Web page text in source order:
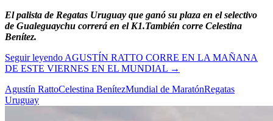
El palista de Regatas Uruguay que ganó su plaza en el selectivo
de Gualeguaychu correrá en el K1.También corre Celestina
Benítez.
Seguir leyendo AGUSTÍN RATTO CORRE EN LA MAÑANA
DE ESTE VIERNES EN EL MUNDIAL →
Agustín RattoCelestina BenítezMundial de MaratónRegatas
Uruguay